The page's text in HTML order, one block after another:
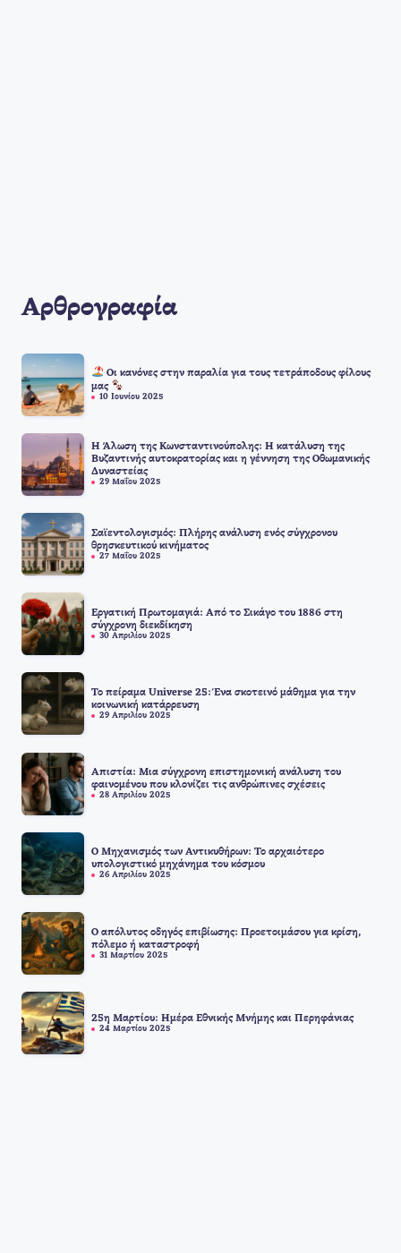
Αρθρογραφία
Οι κανόνες στην παραλία για τους τετράποδους φίλους
μας
10 Ιουνίου 2025
Η Άλωση της Κωνσταντινούπολης: Η κατάλυση της
Βυζαντινής αυτοκρατορίας και η γέννηση της Οθωμανικής
Δυναστείας
29 Μαΐου 2025
Σαϊεντολογισμός: Πλήρης ανάλυση ενός σύγχρονου
θρησκευτικού κινήματος
27 Μαΐου 2025
Εργατική Πρωτομαγιά: Από το Σικάγο του 1886 στη
σύγχρονη διεκδίκηση
30 Απριλίου 2025
Το πείραμα Universe 25: Ένα σκοτεινό μάθημα για την
κοινωνική κατάρρευση
29 Απριλίου 2025
Απιστία: Μια σύγχρονη επιστημονική ανάλυση του
φαινομένου που κλονίζει τις ανθρώπινες σχέσεις
28 Απριλίου 2025
Ο Μηχανισμός των Αντικυθήρων: Το αρχαιότερο
υπολογιστικό μηχάνημα του κόσμου
26 Απριλίου 2025
Ο απόλυτος οδηγός επιβίωσης: Προετοιμάσου για κρίση,
πόλεμο ή καταστροφή
31 Μαρτίου 2025
25η Μαρτίου: Ημέρα Εθνικής Μνήμης και Περηφάνιας
24 Μαρτίου 2025